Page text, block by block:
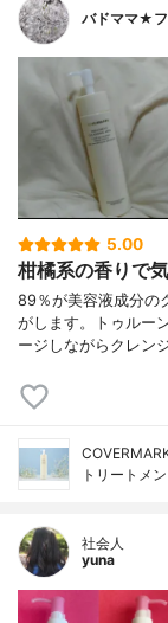
バドママ★
5.00
柑橘系の香りで
89％が美容液成分の
がします。トゥルー
ージしながらクレン
トリートメ
社会人
yuna